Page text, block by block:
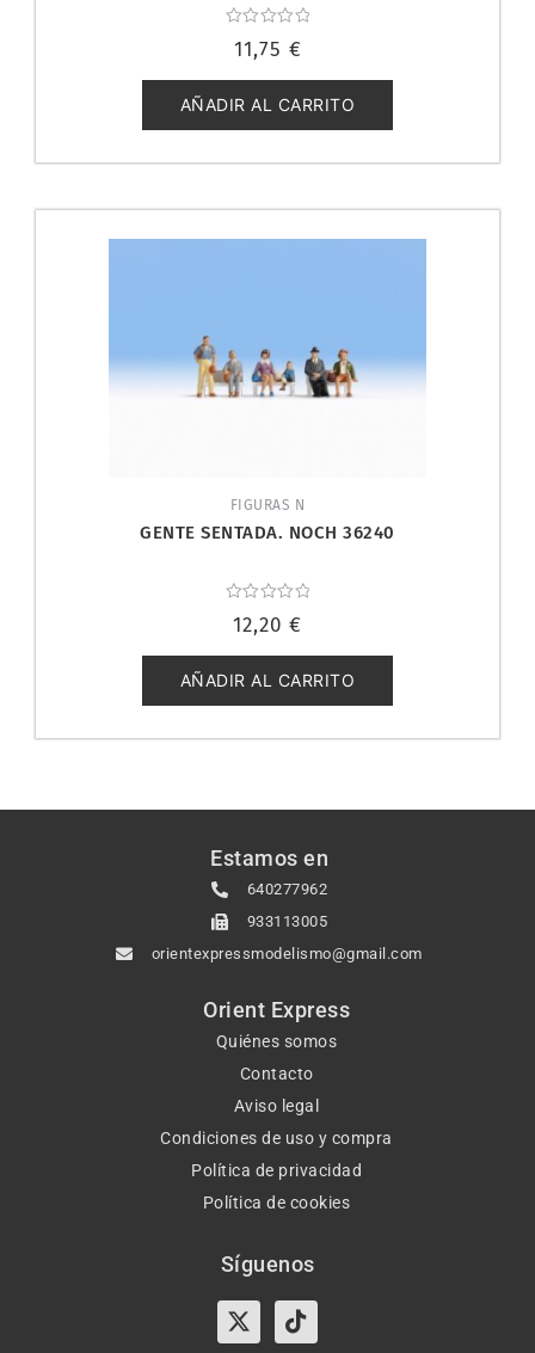
con
de
5
11,75 €
AÑADIR AL CARRITO
FIGURAS N
GENTE SENTADA. NOCH 36240
con
de
5
12,20 €
AÑADIR AL CARRITO
Estamos en
640277962
933113005
orientexpressmodelismo@gmail.com
Orient Express
Quiénes somos
Contacto
Aviso legal
Condiciones de uso y compra
Política de privacidad
Política de cookies
Síguenos
X-
twitter
Tiktok
InstagramFacebook